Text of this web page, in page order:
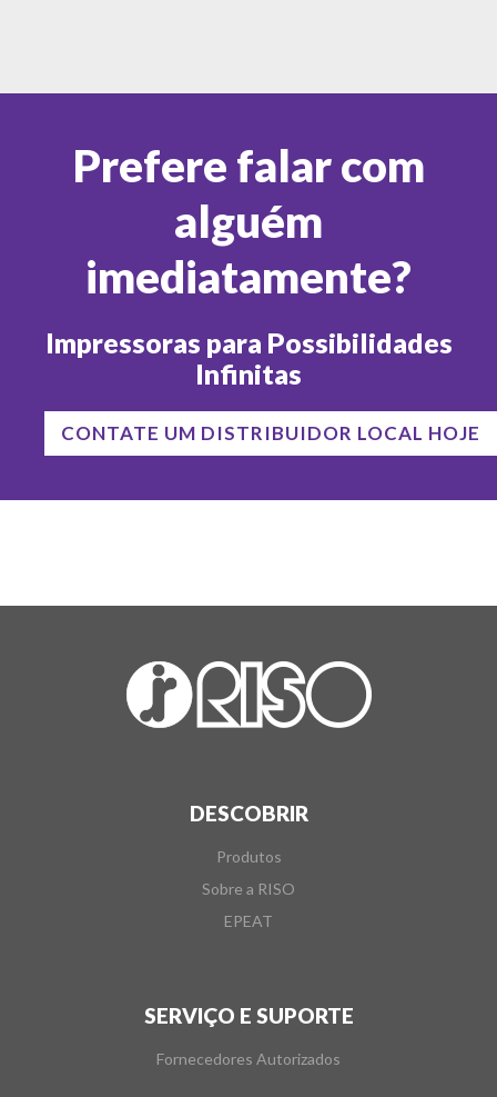
Prefere falar com
alguém
imediatamente?
Impressoras para Possibilidades
Infinitas
CONTATE UM DISTRIBUIDOR LOCAL HOJE
DESCOBRIR
Produtos
Sobre a RISO
EPEAT
SERVIÇO E SUPORTE
Fornecedores Autorizados